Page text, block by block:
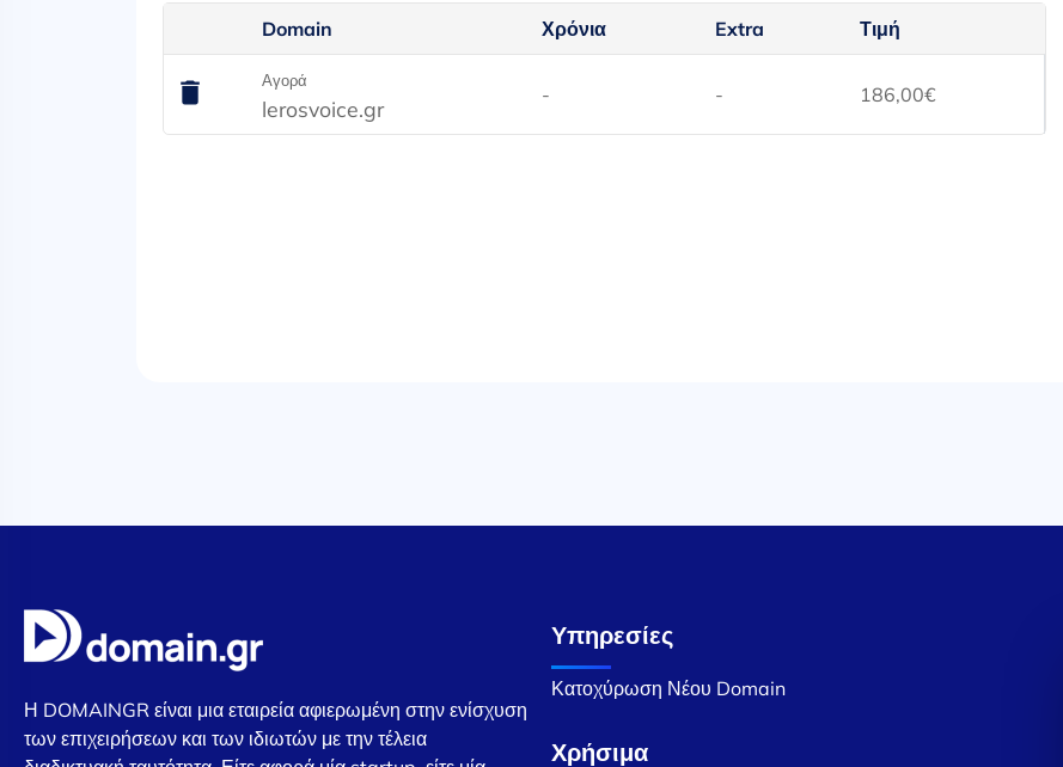
Domain Χρόνια Extra Τιμή
Αγορά
lerosvoice.gr
- - 186,00€
Η DOMAINGR είναι μια εταιρεία αφιερωμένη στην ενίσχυση
των επιχειρήσεων και των ιδιωτών με την τέλεια
Υπηρεσίες
Κατοχύρωση Νέου Domain
Χρήσιμα